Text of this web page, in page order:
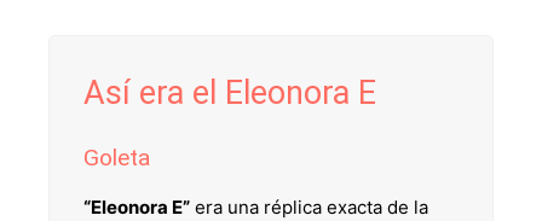
Así era el Eleonora E
Goleta
“Eleonora E” era una réplica exacta de la